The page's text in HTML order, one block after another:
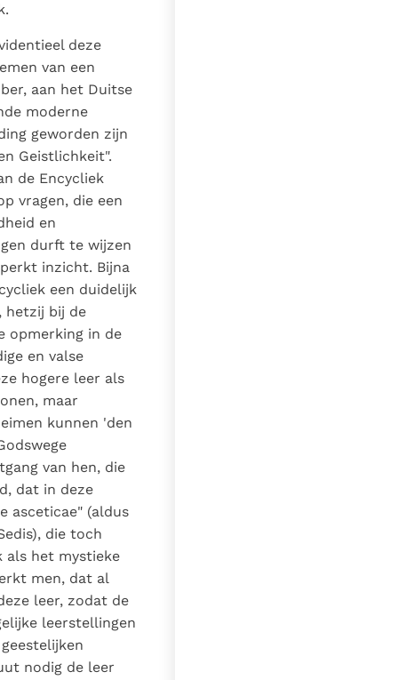
deze
van een
aan het Duitse
moderne
geworden zijn
Geistlichkeit".
de Encycliek
vragen, die een
en
durft te wijzen
inzicht. Bijna
een duidelijk
hetzij bij de
opmerking in de
en valse
hogere leer als
maar
kunnen 'den
van hen, die
dat in deze
asceticae" (aldus
die toch
als het mystieke
men, dat al
leer, zodat de
leerstellingen
nodig de leer